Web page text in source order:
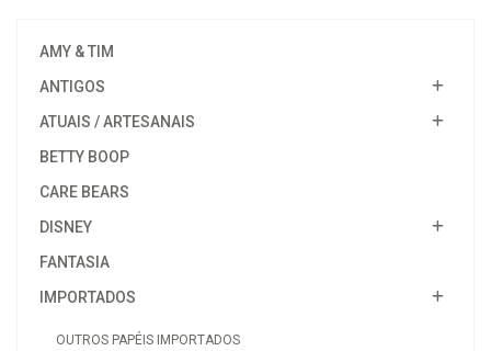
AMY & TIM
ANTIGOS
ATUAIS / ARTESANAIS
BETTY BOOP
CARE BEARS
DISNEY
FANTASIA
IMPORTADOS
OUTROS PAPÉIS IMPORTADOS